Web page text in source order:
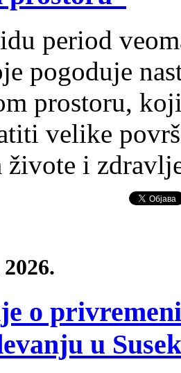
period
pogoduje
prostoru,
velike
živote i
o
u